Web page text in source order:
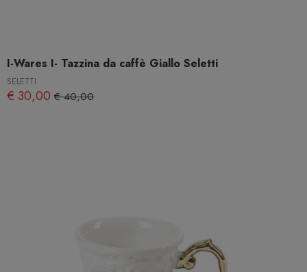
I-Wares I- Tazzina da caffè Giallo Seletti
SELETTI
€ 30,00 € 40,00